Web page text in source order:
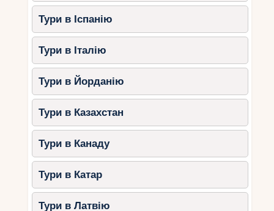
Тури в Іспанію
Тури в Італію
Тури в Йорданію
Тури в Казахстан
Тури в Канаду
Тури в Катар
Тури в Латвію